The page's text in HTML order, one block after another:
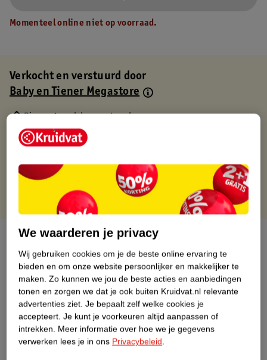
Momenteel online niet op voorraad.
Verkocht en verstuurd door
Baby en Tiener Megastore
Binnen 1 werkdag verstuurd
Gratis thuisbezorgd
Gratis retourneren via verkooppartner.
Over dit product
Productinformatie
Nature Impact Score
Dit product heeft (nog) geen Nature
Impact Score.
Meer informatie
We waarderen je privacy
Wij gebruiken cookies om je de beste online ervaring te
bieden en om onze website persoonlijker en makkelijker te
maken. Zo kunnen we jou de beste acties en aanbiedingen
tonen en zorgen we dat je ook buiten Kruidvat.nl relevante
advertenties ziet. Je bepaalt zelf welke cookies je
accepteert. Je kunt je voorkeuren altijd aanpassen of
intrekken. Meer informatie over hoe we je gegevens
verwerken lees je in ons Privacybeleid.